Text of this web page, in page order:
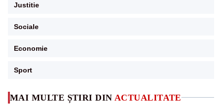
MAI MULTE ȘTIRI DIN ACTUALITATE
Justitie
Sociale
Economie
Sport